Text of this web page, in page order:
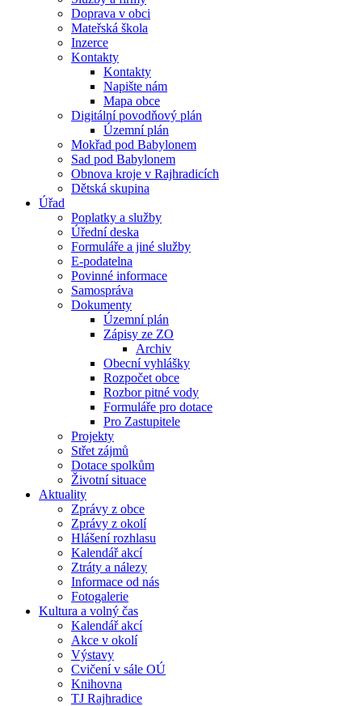
Doprava v obci
Mateřská škola
Inzerce
Kontakty
Kontakty
Napište nám
Mapa obce
Digitální povodňový plán
Územní plán
Mokřad pod Babylonem
Sad pod Babylonem
Obnova kroje v Rajhradicích
Dětská skupina
Úřad
Poplatky a služby
Úřední deska
Formuláře a jiné služby
E-podatelna
Povinné informace
Samospráva
Dokumenty
Územní plán
Zápisy ze ZO
Archiv
Obecní vyhlášky
Rozpočet obce
Rozbor pitné vody
Formuláře pro dotace
Pro Zastupitele
Projekty
Střet zájmů
Dotace spolkům
Životní situace
Aktuality
Zprávy z obce
Zprávy z okolí
Hlášení rozhlasu
Kalendář akcí
Ztráty a nálezy
Informace od nás
Fotogalerie
Kultura a volný čas
Kalendář akcí
Akce v okolí
Výstavy
Cvičení v sále OÚ
Knihovna
TJ Rajhradice